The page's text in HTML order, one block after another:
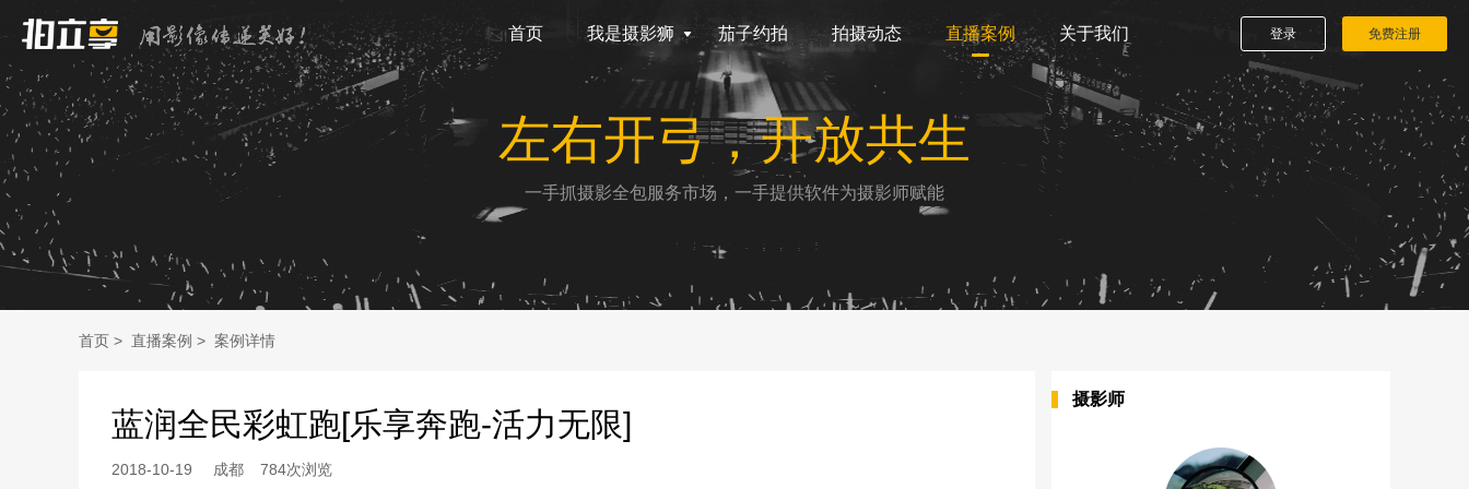
首页 我是摄影狮 茄子约拍 拍摄动态 直播案例 关于我们 登录 免费注册
左右开弓，开放共生
一手抓摄影全包服务市场，一手提供软件为摄影师赋能
首页 > 直播案例 > 案例详情
蓝润全民彩虹跑[乐享奔跑-活力无限]
2018-10-19 成都 784次浏览
摄影师